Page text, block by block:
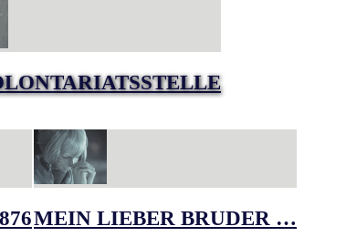
MEIN LIEBER BRUDER …